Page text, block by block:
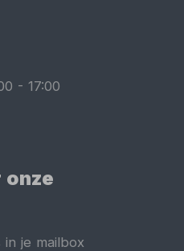
-17:00
je mailbox